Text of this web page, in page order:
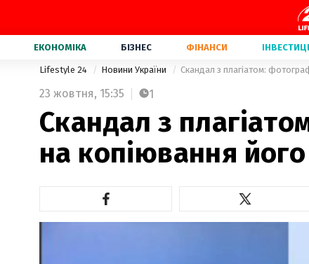
ЕКОНОМІКА БІЗНЕС ФІНАНСИ
Lifestyle 24 Новини України Скандал з плагіатом:
23 жовтня, 15:35 1
Скандал з
на копіювання його